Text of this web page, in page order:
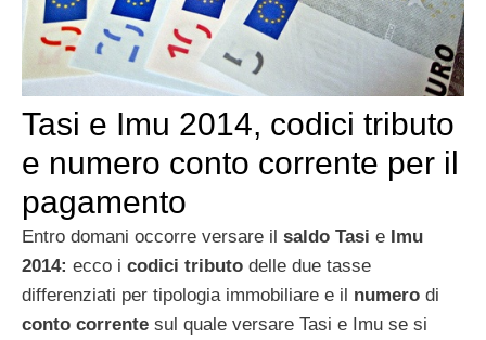
Tasi e Imu 2014, codici tributo
e numero conto corrente per il
pagamento
Entro domani occorre versare il saldo Tasi e Imu
2014: ecco i codici tributo delle due tasse
differenziati per tipologia immobiliare e il numero di
conto corrente sul quale versare Tasi e Imu se si